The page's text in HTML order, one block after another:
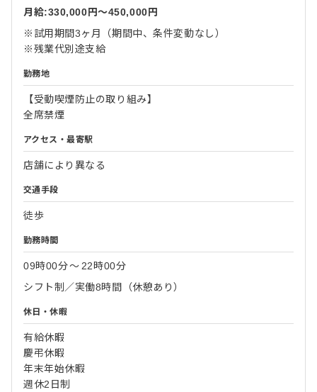
月給:330,000円〜450,000円
※試用期間3ヶ月（期間中、条件変動なし）
※残業代別途支給
勤務地
【受動喫煙防止の取り組み】
全席禁煙
アクセス・最寄駅
店舗により異なる
交通手段
徒歩
勤務時間
09時00分〜 22時00分
シフト制／実働8時間（休憩あり）
休日・休暇
有給休暇
慶弔休暇
年末年始休暇
週休2日制